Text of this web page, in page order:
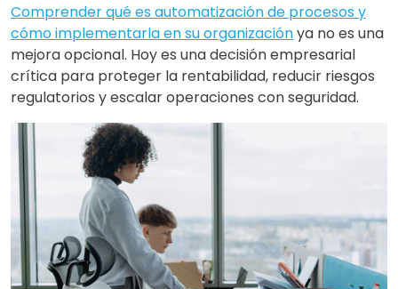
Comprender qué es automatización de procesos y
cómo implementarla en su organizaciónya no es una
mejora opcional. Hoy es una decisión empresarial
crítica para proteger la rentabilidad, reducir riesgos
regulatorios y escalar operaciones con seguridad.